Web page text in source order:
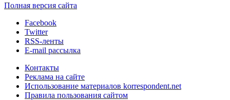
Полная версия сайта
Facebook
Twitter
RSS-ленты
E-mail рассылка
Контакты
Реклама на сайте
Использование материалов korrespondent.net
Правила пользования сайтом